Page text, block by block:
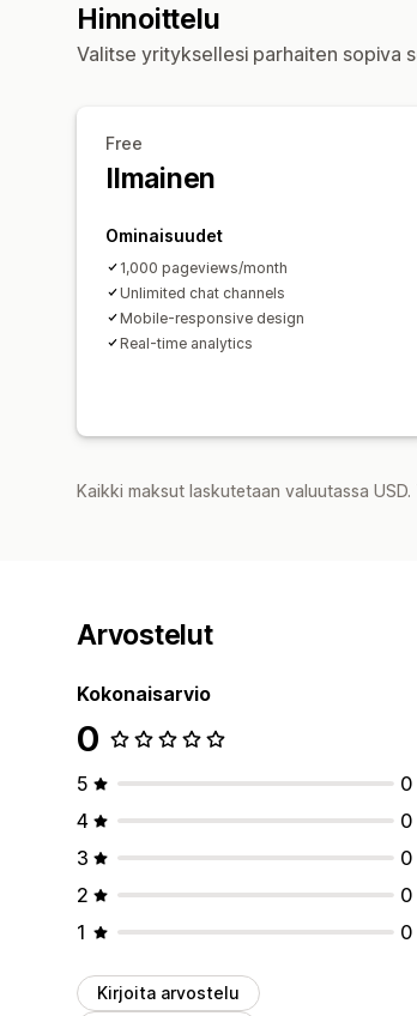
Hinnoittelu
Valitse yrityksellesi parhaiten sopiva
Free
Ilmainen
Ominaisuudet
1,000 pageviews/month
Unlimited chat channels
Mobile-responsive design
Real-time analytics
Kaikki maksut laskutetaan valuutassa
Arvostelut
Kokonaisarvio
0
5
0
4
0
3
0
2
0
1
0
Kirjoita arvostelu